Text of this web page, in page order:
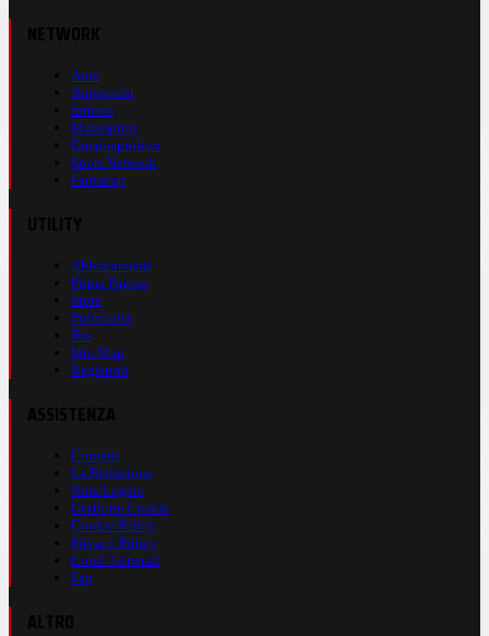
Auto
Autosprint
Inmoto
Motosprint
Guerinsportivo
Sport Network
Fantacup
Abbonamenti
Prima Pagina
Store
Pubblicità
Rss
Site Map
Registrati
Contatti
La Redazione
Nota Legale
Gestione Cookie
Cookie Policy
Privacy Policy
Cond. Generali
Faq